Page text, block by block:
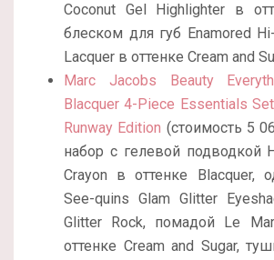
Coconut Gel Highlighter в
блеском для губ Enamored
Lacquer в оттенке Cream and
Marc Jacobs Beauty
Blacquer 4-Piece Essentials
Runway Edition (стоимость 5
набор с гелевой подводкой
Crayon в оттенке Blacquer,
See-quins Glam Glitter
Glitter Rock, помадой Le
оттенке Cream and Sugar,